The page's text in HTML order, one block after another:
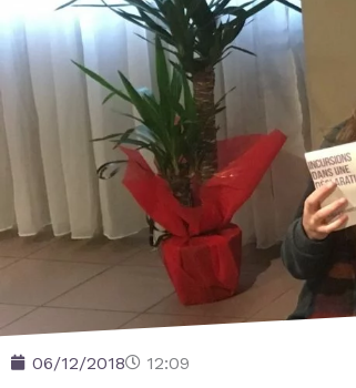
06/12/2018 12:09